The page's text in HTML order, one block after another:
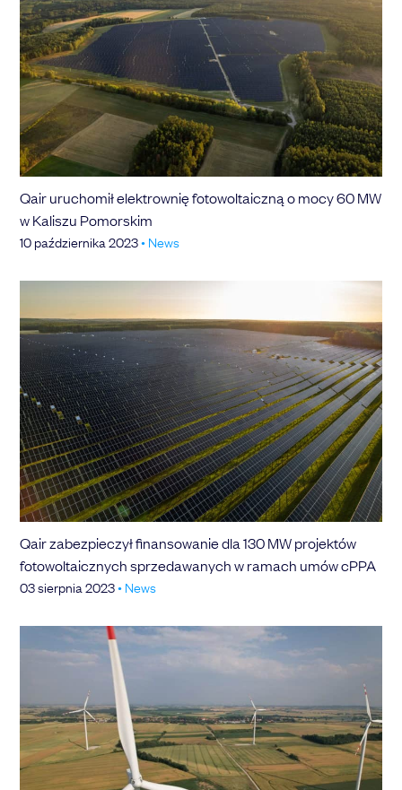
Qair uruchomił elektrownię fotowoltaiczną o mocy 60 MW
w Kaliszu Pomorskim
10 października 2023• News
Qair zabezpieczył finansowanie dla 130 MW projektów
fotowoltaicznych sprzedawanych w ramach umów cPPA
03 sierpnia 2023• News